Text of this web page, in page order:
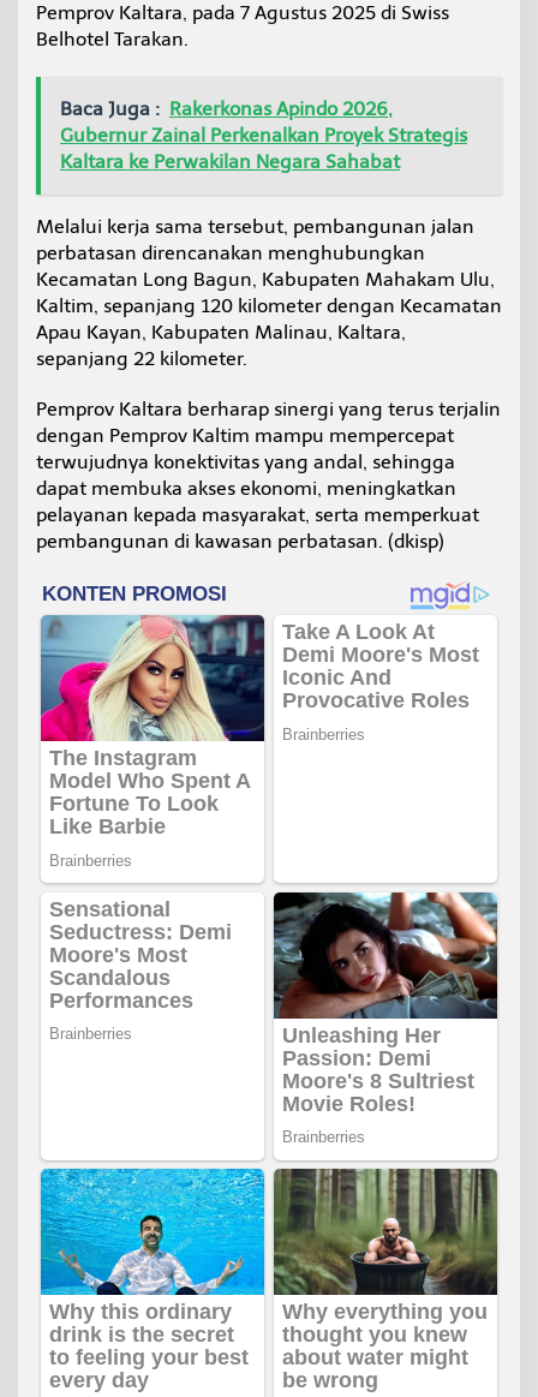
Pemprov Kaltara, pada 7 Agustus 2025 di Swiss
Belhotel Tarakan.
Baca Juga : Rakerkonas Apindo 2026,
Gubernur Zainal Perkenalkan Proyek Strategis
Kaltara ke Perwakilan Negara Sahabat
Melalui kerja sama tersebut, pembangunan jalan
perbatasan direncanakan menghubungkan
Kecamatan Long Bagun, Kabupaten Mahakam Ulu,
Kaltim, sepanjang 120 kilometer dengan Kecamatan
Apau Kayan, Kabupaten Malinau, Kaltara,
sepanjang 22 kilometer.
Pemprov Kaltara berharap sinergi yang terus terjalin
dengan Pemprov Kaltim mampu mempercepat
terwujudnya konektivitas yang andal, sehingga
dapat membuka akses ekonomi, meningkatkan
pelayanan kepada masyarakat, serta memperkuat
pembangunan di kawasan perbatasan. (dkisp)